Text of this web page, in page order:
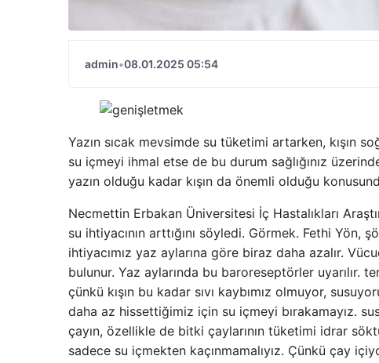
admin•08.01.2025 05:54
Yazın sıcak mevsimde su tüketimi artarken, kışın
su içmeyi ihmal etse de bu durum sağlığınız
yazın olduğu kadar kışın da önemli olduğu
Necmettin Erbakan Üniversitesi İç Hastalıkları
su ihtiyacının arttığını söyledi. Görmek. Fethi Yön,
ihtiyacımız yaz aylarına göre biraz daha azalır.
bulunur. Yaz aylarında bu baroreseptörler uyarılır.
çünkü kışın bu kadar sıvı kaybımız olmuyor,
daha az hissettiğimiz için su içmeyi bırakamayız.
çayın, özellikle de bitki çaylarının tüketimi idrar
sadece su içmekten kaçınmamalıyız. Çünkü çay